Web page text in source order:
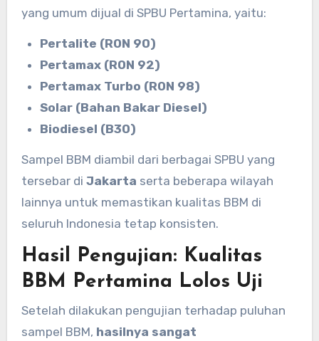
yang umum dijual di SPBU Pertamina, yaitu:
Pertalite (RON 90)
Pertamax (RON 92)
Pertamax Turbo (RON 98)
Solar (Bahan Bakar Diesel)
Biodiesel (B30)
Sampel BBM diambil dari berbagai SPBU yang
tersebar di Jakarta serta beberapa wilayah
lainnya untuk memastikan kualitas BBM di
seluruh Indonesia tetap konsisten.
Hasil Pengujian: Kualitas
BBM Pertamina Lolos Uji
Setelah dilakukan pengujian terhadap puluhan
sampel BBM, hasilnya sangat